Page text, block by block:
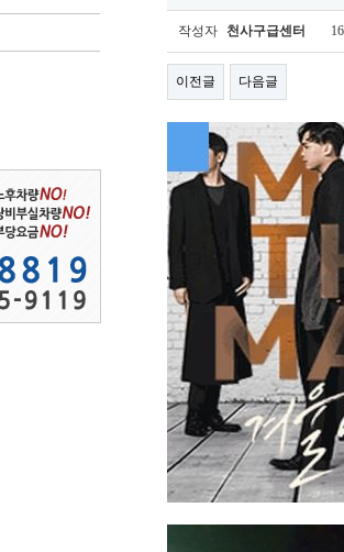
작성자 천사구급센터
이전글 다음글